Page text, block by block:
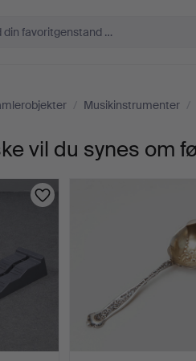
/ Musikinstrumenter /
vil du synes om